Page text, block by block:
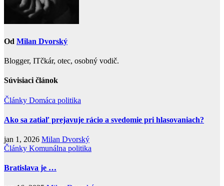
Od Milan Dvorský
Blogger, ITčkár, otec, osobný vodič.
Súvisiaci článok
Články Domáca politika
Ako sa zatiaľ prejavuje rácio a svedomie pri hlasovaniach?
jan 1, 2026 Milan Dvorský
Články Komunálna politika
Bratislava je …